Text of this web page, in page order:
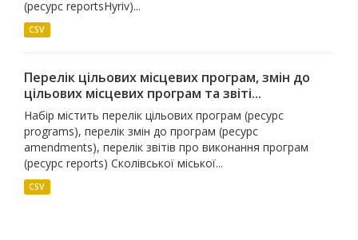
(ресурс reportsHyriv)...
CSV
Перелік цільових місцевих програм, змін до
цільових місцевих програм та звіті...
Набір містить перелік цільових програм (ресурс
programs), перелік змін до програм (ресурс
amendments), перелік звітів про виконання програм
(ресурс reports) Сколівської міської...
CSV